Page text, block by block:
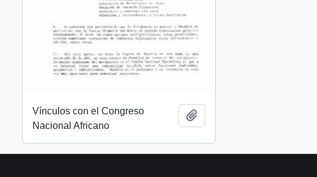
Vínculos con el Congreso
Nacional Africano